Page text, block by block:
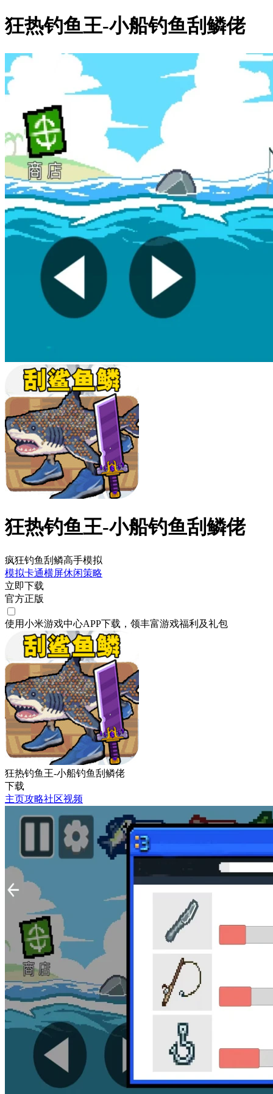
狂热钓鱼王-小船钓鱼刮鳞佬
狂热钓鱼王-小船钓鱼刮鳞佬
疯狂钓鱼刮鳞高手模拟
模拟卡通横屏休闲策略
立即下载
官方正版
使用小米游戏中心APP下载 ，领丰富游戏福利 及礼包
狂热钓鱼王-小船钓鱼刮鳞佬
下载
主页攻略社区视频